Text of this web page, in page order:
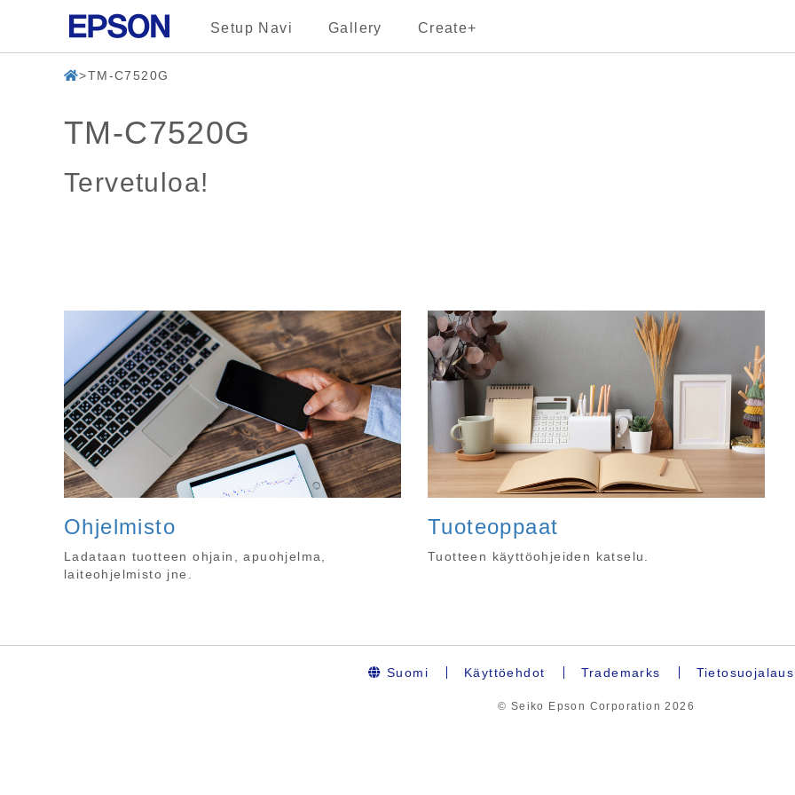
Setup Navi Gallery Create+
TM-C7520G
TM-C7520G
Tervetuloa!
Ohjelmisto
Ladataan tuotteen ohjain, apuohjelma,
laiteohjelmisto jne.
Tuoteoppaat
Tuotteen käyttöohjeiden katselu.
Suomi Käyttöehdot Trademarks
© Seiko Epson Corporation2026